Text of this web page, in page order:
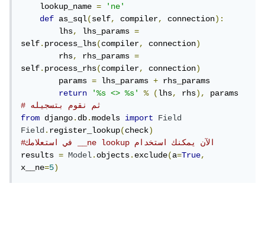
    lookup_name
=
'ne'
def as_sql(self, compiler, connection):
        lhs
, lhs_params =
self.process_lhs(compiler, connection)
        rhs
, rhs_params =
self.process_rhs(compiler, connection)
        params
= lhs_params + rhs_params
return
'%s <> %s' % (lhs, rhs),
# ثم نقوم بتسجيله
from django.db.models import
Field
Field.register_lookup(check)
results = Model.objects.exclude(a=True,
x__ne=5)